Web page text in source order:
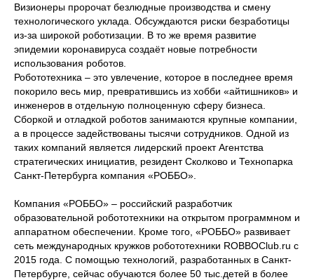
Визионеры пророчат безлюдные производства и смену
технологического уклада. Обсуждаются риски безработицы
из-за широкой роботизации. В то же время развитие
эпидемии коронавируса создаёт новые потребности
использования роботов.
Робототехника – это увлечение, которое в последнее время
покорило весь мир, превратившись из хобби «айтишников» и
инженеров в отдельную полноценную сферу бизнеса.
Сборкой и отладкой роботов занимаются крупные компании,
а в процессе задействованы тысячи сотрудников. Одной из
таких компаний является лидерский проект Агентства
стратегических инициатив, резидент Сколково и Технопарка
Санкт-Петербурга компания «РОББО».
Компания «РОББО» – российский разработчик
образовательной робототехники на открытом программном и
аппаратном обеспечении. Кроме того, «РОББО» развивает
сеть международных кружков робототехники ROBBOClub.ru с
2015 года. С помощью технологий, разработанных в Санкт-
Петербурге, сейчас обучаются более 50 тыс.детей в более